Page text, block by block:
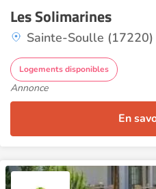
Les Solimarines
Sainte-Soulle (17220)
Logements disponibles
Annonce
En